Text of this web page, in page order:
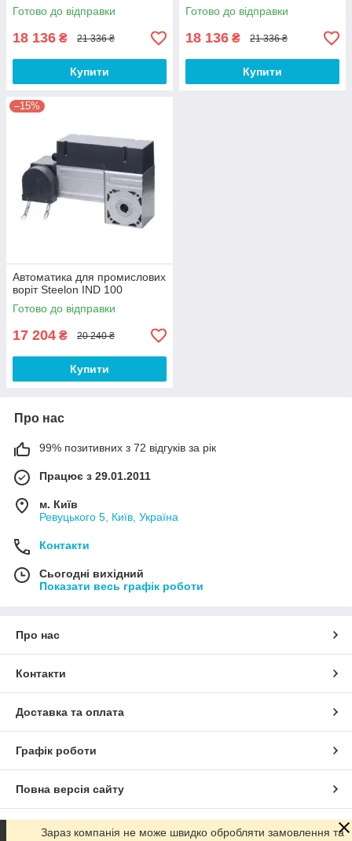
Готово до відправки
18 136 ₴ 21 336 ₴
Купити
Готово до відправки
18 136 ₴ 21 336 ₴
Купити
–15%
Автоматика для промислових
воріт Steelon IND 100
Готово до відправки
17 204 ₴ 20 240 ₴
Купити
Про нас
99% позитивних з 72 відгуків за рік
Працює з 29.01.2011
м. Київ
Ревуцького 5, Київ, Україна
Контакти
Сьогодні вихідний
Показати весь графік роботи
Про нас
Контакти
Доставка та оплата
Графік роботи
Повна версія сайту
Сайт створено на маркетплейсі Prom.ua
Зараз компанія не може швидко обробляти замовлення та